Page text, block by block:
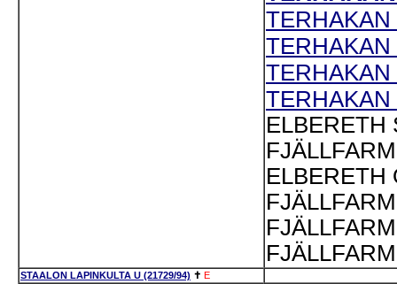
ELBERETH
ELBERETH
STAALON LAPINKULTA U (21729/94) ✝ E